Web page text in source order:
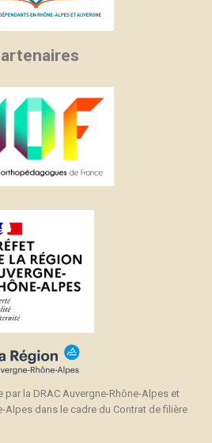
la DRAC Auvergne-Rhône-Alpes et
Alpes dans le cadre du Contrat de filière